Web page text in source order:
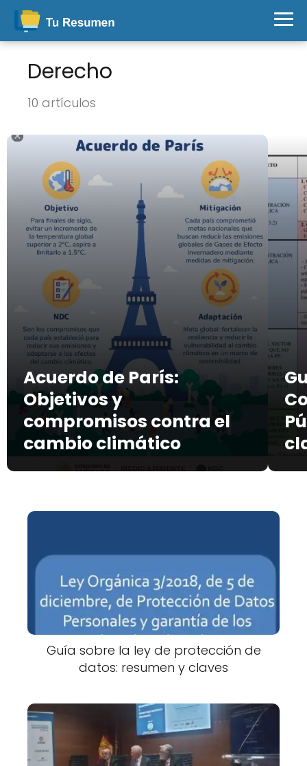
Derecho
10 artículos
Acuerdo de París:
Objetivos y
compromisos contra el
cambio climático
Guía sobre la ley de protección de
datos: resumen y claves